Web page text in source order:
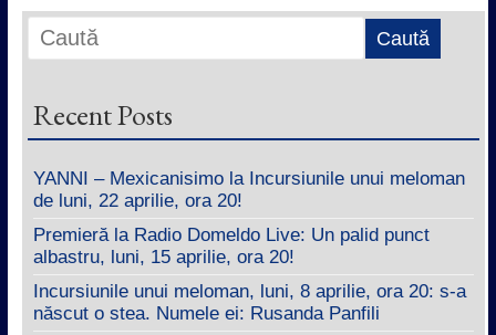
Recent Posts
YANNI – Mexicanisimo la Incursiunile unui meloman
de luni, 22 aprilie, ora 20!
Premieră la Radio Domeldo Live: Un palid punct
albastru, luni, 15 aprilie, ora 20!
Incursiunile unui meloman, luni, 8 aprilie, ora 20: s-a
născut o stea. Numele ei: Rusanda Panfili